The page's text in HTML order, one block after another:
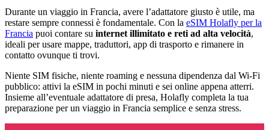
Durante un viaggio in Francia, avere l’adattatore giusto è utile, ma
restare sempre connessi è fondamentale. Con la eSIM Holafly per la
Francia puoi contare su internet illimitato e reti ad alta velocità,
ideali per usare mappe, traduttori, app di trasporto e rimanere in
contatto ovunque ti trovi.
Niente SIM fisiche, niente roaming e nessuna dipendenza dal Wi-Fi
pubblico: attivi la eSIM in pochi minuti e sei online appena atterri.
Insieme all’eventuale adattatore di presa, Holafly completa la tua
preparazione per un viaggio in Francia semplice e senza stress.